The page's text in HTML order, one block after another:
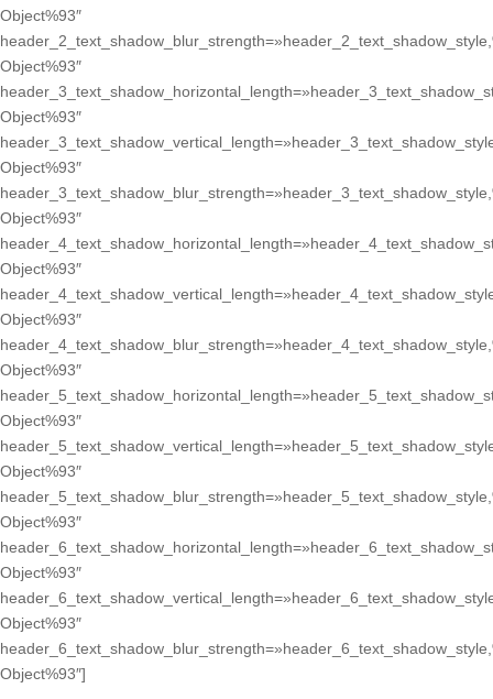
Object%93″
Object%93″
Object%93″
Object%93″
Object%93″
Object%93″
Object%93″
Object%93″
Object%93″
Object%93″
Object%93″
Object%93″
Object%93″
Object%93″]